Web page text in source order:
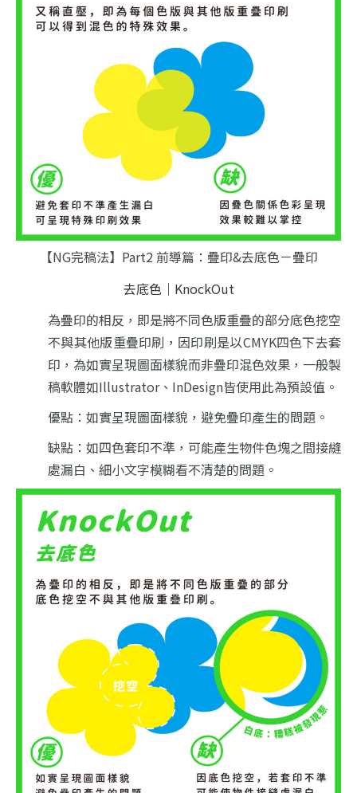
【NG完稿法】Part2 前導篇：疊印&去底色－疊印
去底色｜KnockOut
為疊印的相反，即是將不同色版重疊的部分底色挖空
不與其他版重疊印刷， 因印刷是以CMYK四色下去套
印，為如實呈現圖面樣貌而非疊印混色效果， 一般製
稿軟體如Illustrator、InDesign皆使用此為預設值。
優點：如實呈現圖面樣貌，避免疊印產生的問題。
缺點：如四色套印不準，可能產生物件色塊之間接縫
處漏白、細小文字模糊看不清楚的問題。